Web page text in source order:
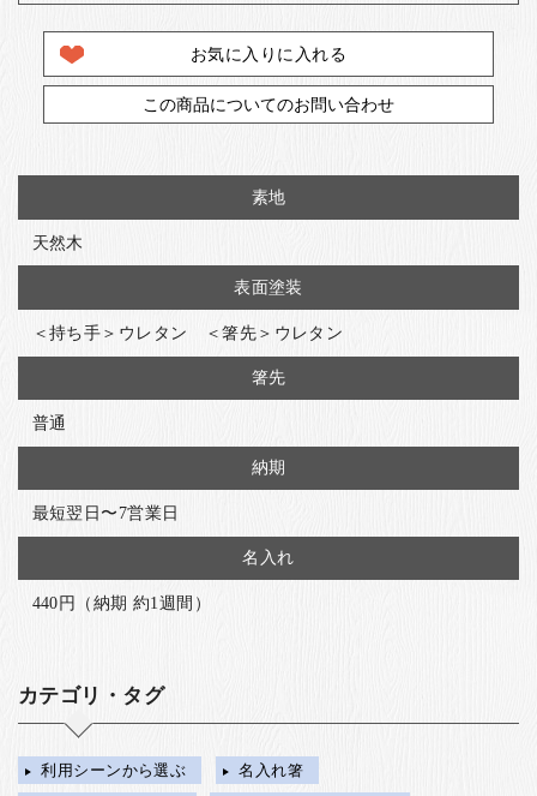
お気に入りに入れる
この商品についてのお問い合わせ
素地
天然木
表面塗装
＜持ち手＞ウレタン ＜箸先＞ウレタン
箸先
普通
納期
最短翌日〜7営業日
名入れ
440円（納期 約1週間）
カテゴリ・タグ
利用シーンから選ぶ
名入れ箸